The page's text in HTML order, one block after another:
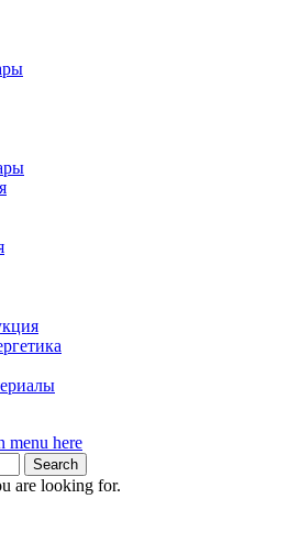
menu here
Search
are looking for.